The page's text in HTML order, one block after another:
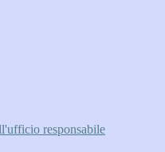
responsabile